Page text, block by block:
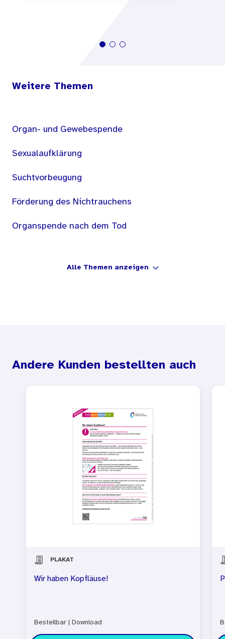
Weitere Themen
Organ- und Gewebespende
Sexualaufklärung
Suchtvorbeugung
Förderung des Nichtrauchens
Organspende nach dem Tod
Alle Themen anzeigen
Andere Kunden bestellten auch
PLAKAT
Wir haben Kopfläuse!
Bestellbar Download